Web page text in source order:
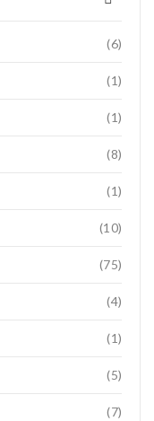
(6)
(1)
(1)
(8)
(1)
(10)
(75)
(4)
(1)
(5)
(7)